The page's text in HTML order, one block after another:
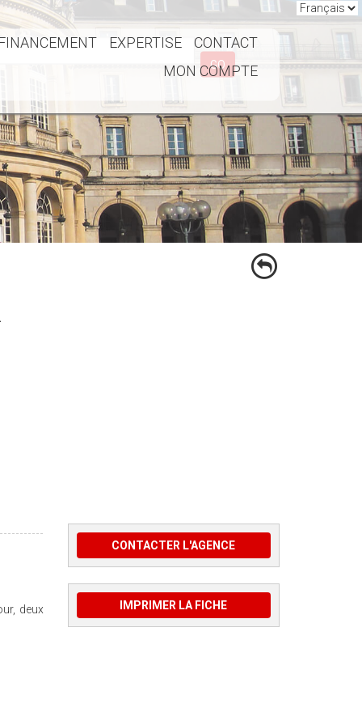
EXPERTISE
CONTACT
MON COMPTE
GO
deux
CONTACTER L'AGENCE
IMPRIMER LA FICHE